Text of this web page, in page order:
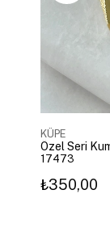
KÜPE
Özel Seri
17473
₺350,00